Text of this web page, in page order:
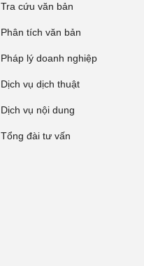
Tra cứu văn bản
Phân tích văn bản
Pháp lý doanh nghiệp
Dịch vụ dịch thuật
Dịch vụ nội dung
Tổng đài tư vấn